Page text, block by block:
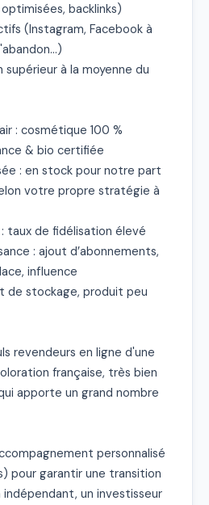
backlinks)
(Instagram, Facebook à
supérieur à la moyenne du
: cosmétique 100 %
& bio certifiée
: en stock pour notre part
votre propre stratégie à
taux de fidélisation élevé
: ajout d’abonnements,
influence
de stockage, produit peu
revendeurs en ligne d'une
française, très bien
apporte un grand nombre
personnalisé
pour garantir une transition
un investisseur